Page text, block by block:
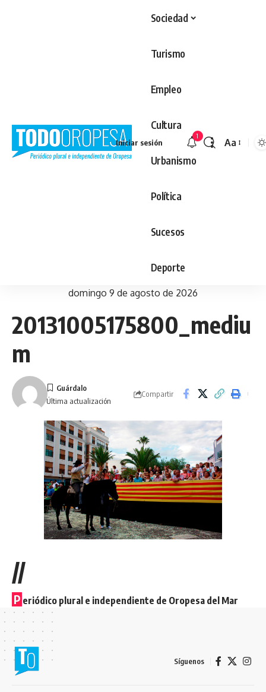
Sociedad
Turismo
Empleo
Cultura
Urbanismo
Política
Sucesos
Deporte
Iniciar sesión
1
Aa
domingo 9 de agosto de 2026
20131005175800_mediu
m
Última actualización
Compartir
//
P eriódico plural e independiente de Oropesa del Mar
Síguenos